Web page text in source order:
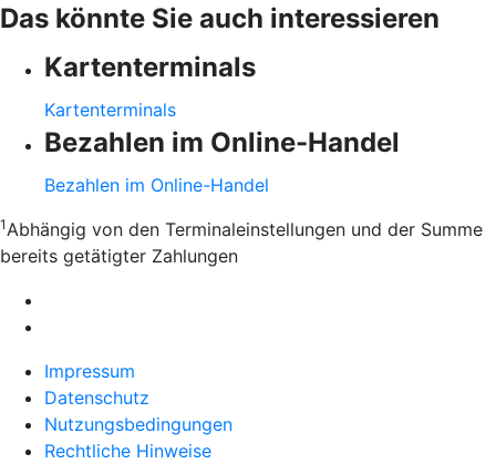
Das könnte Sie auch interessieren
Kartenterminals
Kartenterminals
Bezahlen im Online-Handel
Bezahlen im Online-Handel
1 Abhängig von den Terminaleinstellungen und der Summe
bereits getätigter Zahlungen
Impressum
Datenschutz
Nutzungsbedingungen
Rechtliche Hinweise